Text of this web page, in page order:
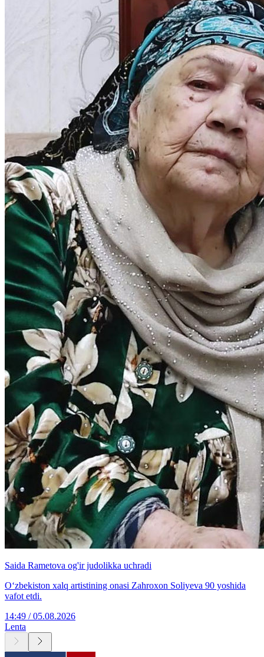
Saida Rametova og'ir judolikka uchradi
O‘zbekiston xalq artistining onasi Zahroxon Soliyeva 90 yoshida
vafot etdi.
14:49 / 05.08.2026
Lenta